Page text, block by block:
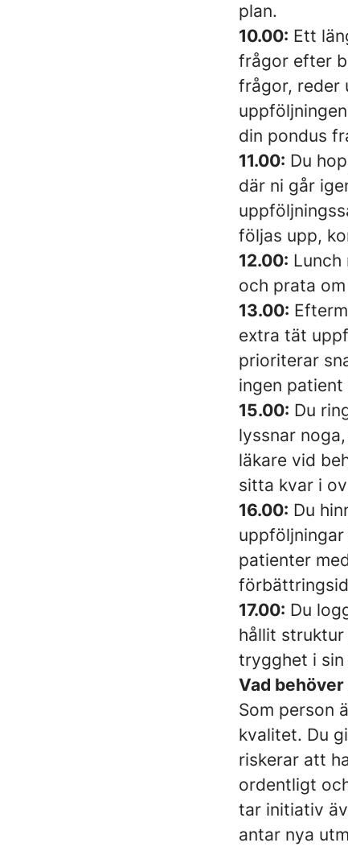
plan.
10.00: Ett
frågor efter
frågor, reder
din pondus
11.00: Du
där ni går
följas upp,
12.00: Lunch
och prata
13.00:
extra tät
prioriterar
ingen
15.00: Du
lyssnar
läkare vid
sitta kvar i
16.00: Du
patienter
17.00: Du
hållit
trygghet i sin
Vad
Som person
kvalitet. Du
riskerar att
ordentligt
tar initiativ
antar nya